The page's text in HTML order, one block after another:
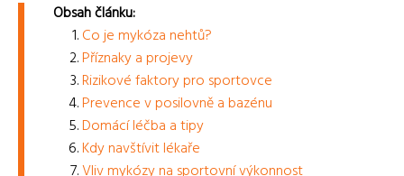
Obsah článku:
Co je mykóza nehtů?
Příznaky a projevy
Rizikové faktory pro sportovce
Prevence v posilovně a bazénu
Domácí léčba a tipy
Kdy navštívit lékaře
Vliv mykózy na sportovní výkonnost